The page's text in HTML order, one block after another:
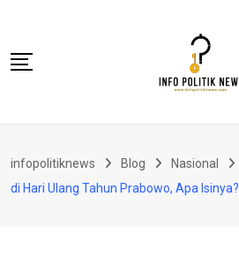
content
Politik & Hukum
infopolitiknews Blog Nasional
di Hari Ulang Tahun Prabowo, Apa Isinya?